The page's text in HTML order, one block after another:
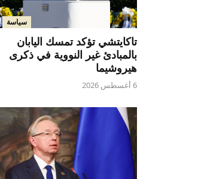
سياسة
تاكايتشي تؤكد تمسك اليابان
بالمبادئ غير النووية في ذكرى
هيروشيما
6 أغسطس 2026